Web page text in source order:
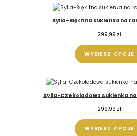
Sylia-Błękitna sukienka na
299,99 zł
WYBIERZ OPCJE
Sylia-Czekoladowa sukienka
299,99 zł
WYBIERZ OPCJE